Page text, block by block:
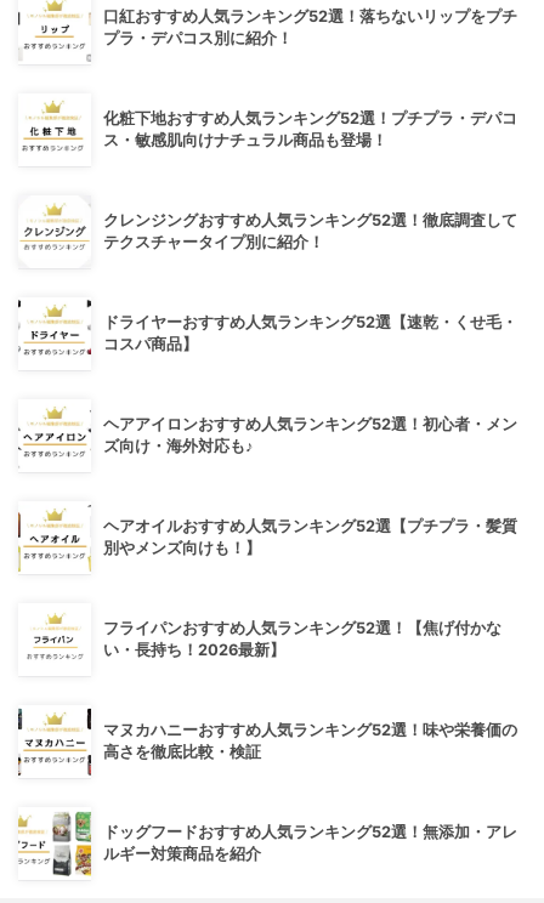
口紅おすすめ人気ランキング52選！落ちないリップをプチ
プラ・デパコス別に紹介！
化粧下地おすすめ人気ランキング52選！プチプラ・デパコ
ス・敏感肌向けナチュラル商品も登場！
クレンジングおすすめ人気ランキング52選！徹底調査して
テクスチャータイプ別に紹介！
ドライヤーおすすめ人気ランキング52選【速乾・くせ毛・
コスパ商品】
ヘアアイロンおすすめ人気ランキング52選！初心者・メン
ズ向け・海外対応も♪
ヘアオイルおすすめ人気ランキング52選【プチプラ・髪質
別やメンズ向けも！】
フライパンおすすめ人気ランキング52選！【焦げ付かな
い・長持ち！2026最新】
マヌカハニーおすすめ人気ランキング52選！味や栄養価の
高さを徹底比較・検証
ドッグフードおすすめ人気ランキング52選！無添加・アレ
ルギー対策商品を紹介